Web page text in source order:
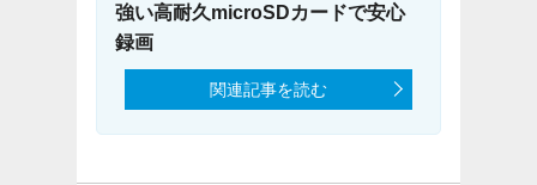
強い高耐久microSDカードで安心
録画
関連記事を読む